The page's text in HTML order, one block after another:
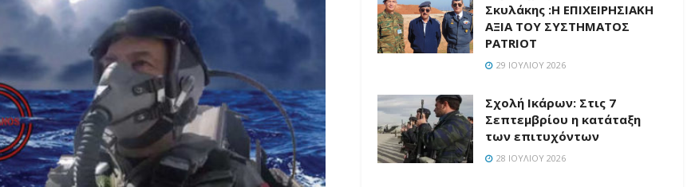
Σκυλάκης :Η ΕΠΙΧΕΙΡΗΣΙΑΚΗ
ΑΞΙΑ ΤΟΥ ΣΥΣΤΗΜΑΤΟΣ
PATRIOT
29 ΙΟΥΛΊΟΥ 2026
Σχολή Ικάρων: Στις 7
Σεπτεμβρίου η κατάταξη
των επιτυχόντων
28 ΙΟΥΛΊΟΥ 2026